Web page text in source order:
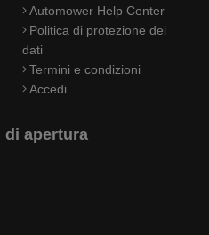
Automower Help Center
Politica di protezione dei
dati
Termini e condizioni
Accedi
di apertura